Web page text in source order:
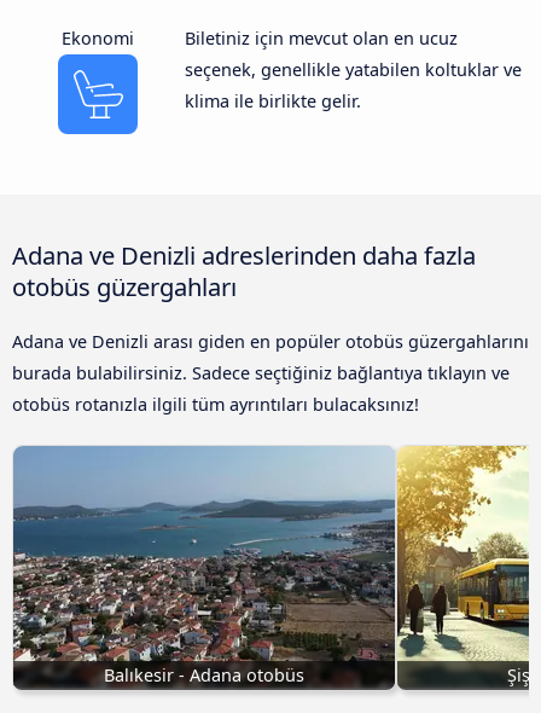
Ekonomi
Biletiniz için mevcut olan en ucuz
seçenek, genellikle yatabilen koltuklar ve
klima ile birlikte gelir.
Adana ve Denizli adreslerinden daha fazla
otobüs güzergahları
Adana ve Denizli arası giden en popüler otobüs güzergahlarını
burada bulabilirsiniz. Sadece seçtiğiniz bağlantıya tıklayın ve
otobüs rotanızla ilgili tüm ayrıntıları bulacaksınız!
Balıkesir - Adana otobüs